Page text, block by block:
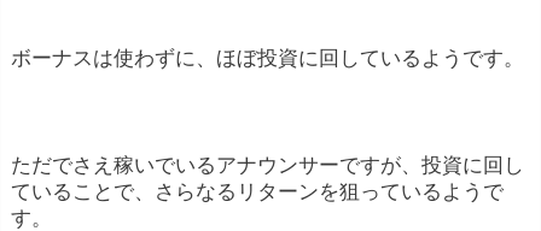
ボーナスは使わずに、ほぼ投資に回しているようです。
ただでさえ稼いでいるアナウンサーですが、投資に回し
ていることで、さらなるリターンを狙っているようで
す。